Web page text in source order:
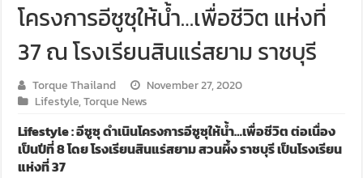
โครงการอีซูซุให้น้ำ…เพื่อชีวิต แห่งที่
37 ณ โรงเรียนสินแร่สยาม ราชบุรี
Torque Thailand
November 27, 2020
Lifestyle,Torque News
Lifestyle : อีซูซุ ดำเนินโครงการอีซูซุให้น้ำ…เพื่อชีวิต ต่อเนื่อง
เป็นปีที่ 8 โดย โรงเรียนสินแร่สยาม สวนผึ้ง ราชบุรี เป็นโรงเรียน
แห่งที่ 37